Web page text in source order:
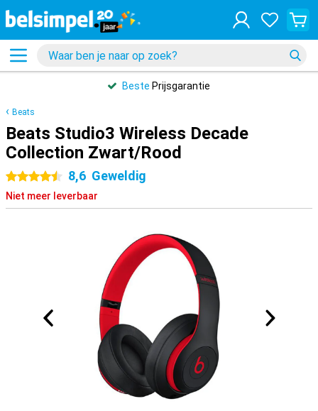
Beste Prijsgarantie
Beats
Beats Studio3 Wireless Decade
Collection Zwart/Rood
4.5 sterren
8,6 Geweldig
Niet meer leverbaar